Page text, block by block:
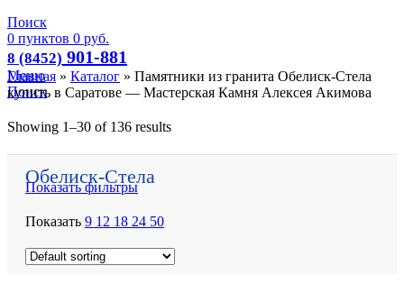
Поиск
0 пунктов 0 руб.
8 (8452) 901-881
Меню
Поиск
Главная » Каталог » Памятники из гранита Обелиск-Стела
купить в Саратове — Мастерская Камня Алексея Акимова
Showing 1–30 of 136 results
Обелиск-Стела
Показать фильтры
Показать 9 12 18 24 50